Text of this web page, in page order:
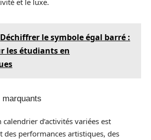
et le luxe.
Déchiffrer le symbole égal barré :
les étudiants en
calendrier d’activités variées est
des performances artistiques, des